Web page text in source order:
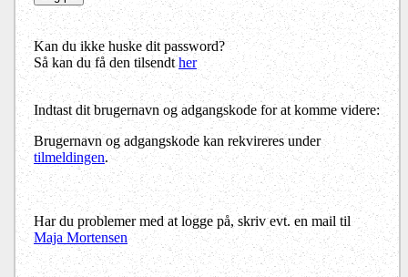
Kan du ikke huske dit password?
Så kan du få den tilsendther
Indtast dit brugernavn og adgangskode for at komme videre:
Brugernavn og adgangskode kan rekvireres under
tilmeldingen.
Har du problemer med at logge på, skriv evt. en mail til
Maja Mortensen